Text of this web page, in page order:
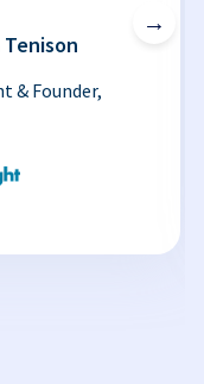
& Founder,
→